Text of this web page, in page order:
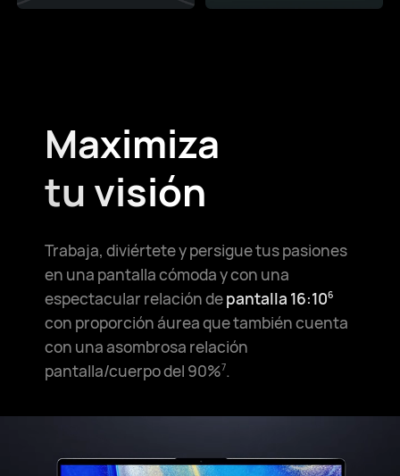
Maximiza
tu visión
Trabaja, diviértete y persigue tus pasiones
en una pantalla cómoda y con una
espectacular relación depantalla 16:106
con proporción áurea que también cuenta
con una asombrosa relación
pantalla/cuerpo del 90%7.